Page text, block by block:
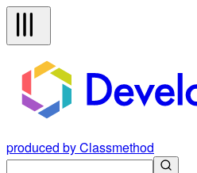
produced by Classmethod